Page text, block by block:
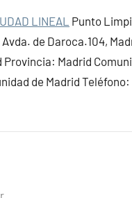
LINEAL Punto
de Daroca.104,
Provincia: Madrid
de Madrid Teléfono: